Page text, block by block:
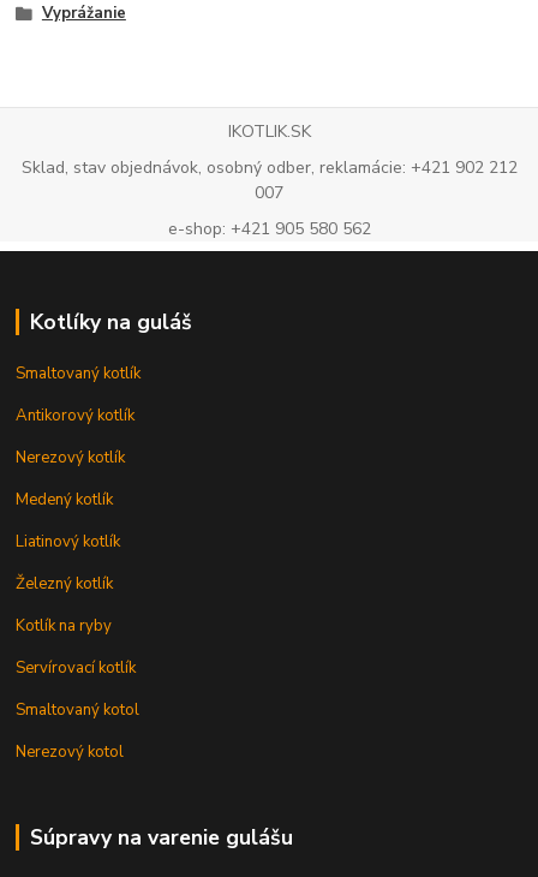
Vyprážanie
IKOTLIK.SK
Sklad, stav objednávok, osobný odber, reklamácie: +421 902 212
007
e-shop: +421 905 580 562
Kotlíky na guláš
Smaltovaný kotlík
Antikorový kotlík
Nerezový kotlík
Medený kotlík
Liatinový kotlík
Železný kotlík
Kotlík na ryby
Servírovací kotlík
Smaltovaný kotol
Nerezový kotol
Súpravy na varenie gulášu